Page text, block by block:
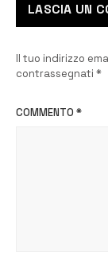
LASCIA UN
Il tuo indirizzo
contrassegnati *
COMMENTO *